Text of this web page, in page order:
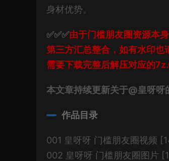
身材优势。
✅✅✅由于门槛朋友圈资源本
第三方汇总整合，如有水印也
需要下载完整后解压对应的
本文章持续更新关于@皇呀呀
作品目录
001 皇呀呀 门槛朋友圈视频
002 皇呀呀 门槛朋友圈图片